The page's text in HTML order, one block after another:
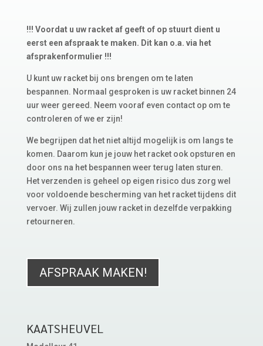
!!! Voordat u uw racket af geeft of op stuurt dient u
eerst een afspraak te maken. Dit kan o.a. via het
afsprakenformulier !!!
U kunt uw racket bij ons brengen om te laten
bespannen. Normaal gesproken is uw racket binnen 24
uur weer gereed. Neem vooraf even contact op om te
controleren of we er zijn!
We begrijpen dat het niet altijd mogelijk is om langs te
komen. Daarom kun je jouw het racket ook opsturen en
door ons na het bespannen weer terug laten sturen.
Het verzenden is geheel op eigen risico dus zorg wel
voor voldoende bescherming van het racket tijdens dit
vervoer. Wij zullen jouw racket in dezelfde verpakking
retourneren.
AFSPRAAK MAKEN!
KAATSHEUVEL